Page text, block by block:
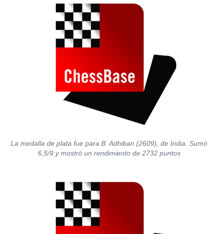
La medalla de plata fue para B. Adhiban (2609), de India. Sumó
6,5/9 y mostró un rendimiento de 2732 puntos